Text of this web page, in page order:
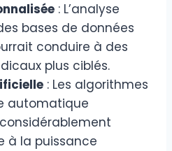
: L’analyse
bases de données
conduire à des
plus ciblés.
: Les algorithmes
automatique
à la puissance